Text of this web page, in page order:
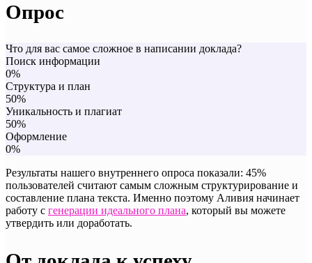
Опрос
Что для вас самое сложное в написании доклада?
Поиск информации
0%
Структура и план
50%
Уникальность и плагиат
50%
Оформление
0%
Результаты нашего внутреннего опроса показали: 45%
пользователей считают самым сложным структурирование и
составление плана текста. Именно поэтому Аливия начинает
работу с генерации идеального плана, который вы можете
утвердить или доработать.